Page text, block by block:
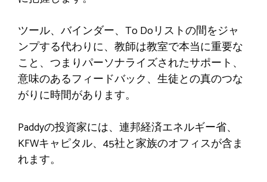
ツール、バインダー、To Doリストの間をジャ
ンプする代わりに、教師は教室で本当に重要な
こと、つまりパーソナライズされたサポート、
意味のあるフィードバック、生徒との真のつな
がりに時間があります。
Paddyの投資家には、連邦経済エネルギー省、
KFWキャピタル、45社と家族のオフィスが含ま
れます。